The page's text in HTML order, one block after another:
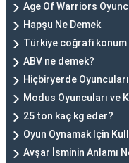
Age Of Warriors
Hapşu Ne Demek
Türkiye coğrafi
ABV ne demek?
Hiçbiryerde
Modus Oyuncuları ve
25 ton kaç kg eder?
Oyun Oynamak Için
Avşar İsminin Anlamı